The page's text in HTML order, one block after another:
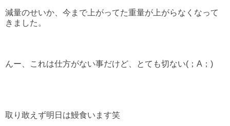
減量のせいか、今まで上がってた重量が上がらなくなって
きました。
んー、これは仕方がない事だけど、とても切ない(；A；)
取り敢えず明日は鰻食います笑